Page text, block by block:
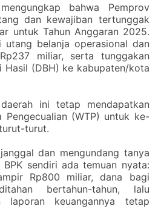
bahwa Pemprov
dan kewajiban tertunggak
untuk Tahun Anggaran 2025.
belanja operasional dan
miliar, serta tunggakan
Hasil (DBH) ke kabupaten/kota
ini tetap mendapatkan
Pengecualian (WTP) untuk ke-
turut.
dan mengundang tanya
BPK sendiri ada temuan nyata:
Rp800 miliar, dana bagi
bertahun-tahun, lalu
laporan keuangannya tetap